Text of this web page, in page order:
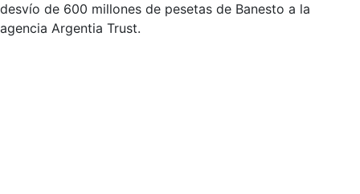
desvío de 600 millones de pesetas de Banesto a la
agencia Argentia Trust.